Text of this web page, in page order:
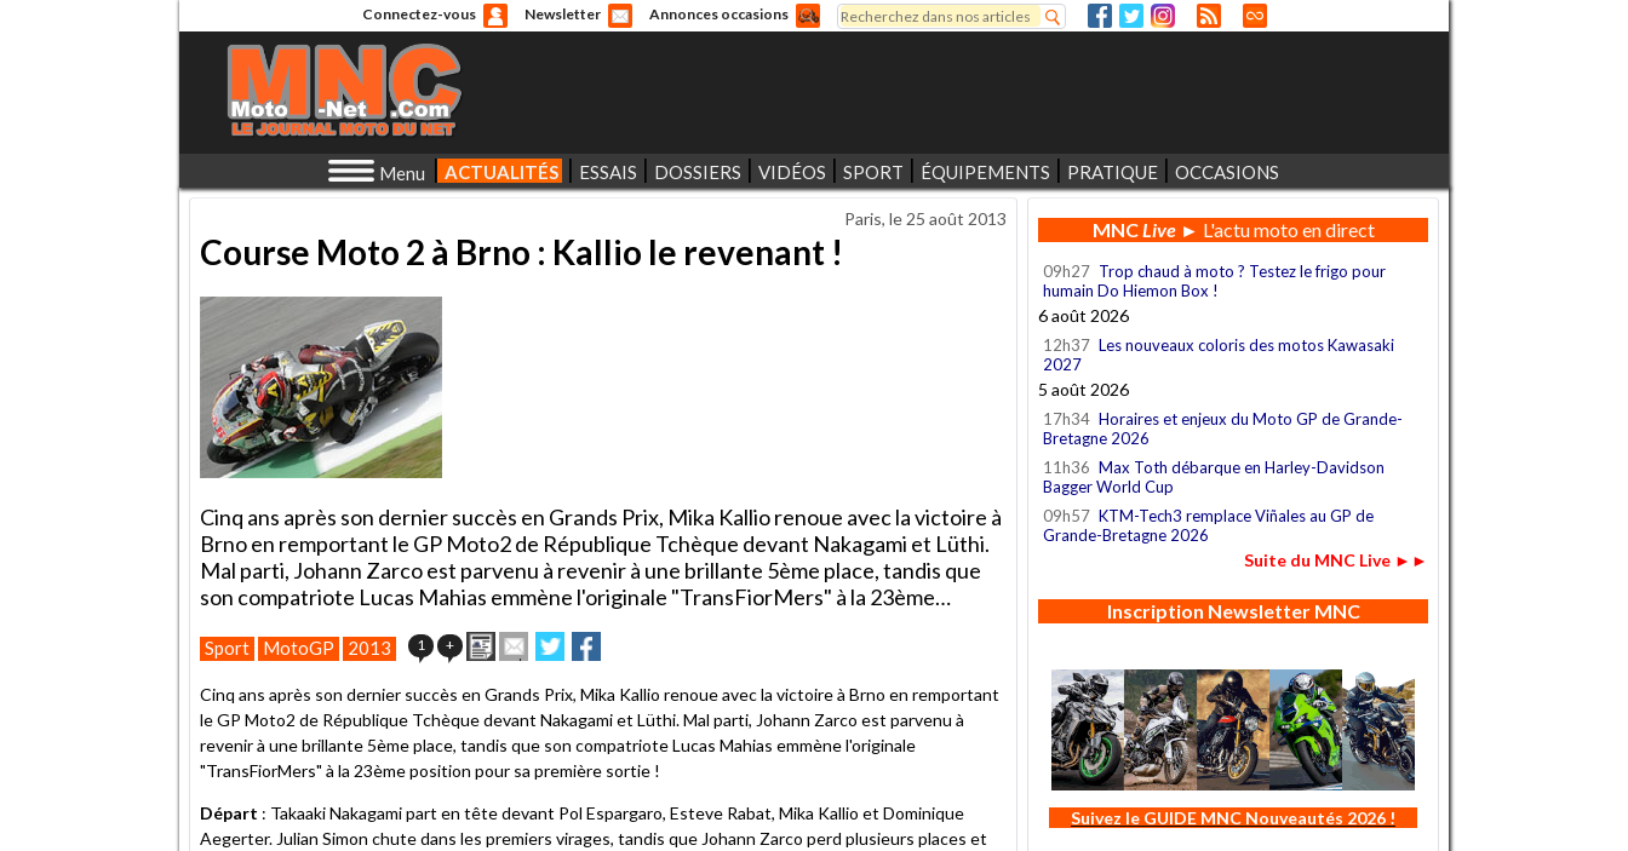
Connectez-vous Newsletter Annonces occasions
Formulaire de recherche
Rechercher
Menu ACTUALITÉS ESSAIS DOSSIERS VIDÉOS SPORT ÉQUIPEMENTS PRATIQUE OCCASIONS
Paris, le 25 août 2013
Course Moto 2 à Brno : Kallio le revenant !
Cinq ans après son dernier succès en Grands Prix, Mika Kallio renoue avec la victoire à
Brno en remportant le GP Moto2 de République Tchèque devant Nakagami et Lüthi.
Mal parti, Johann Zarco est parvenu à revenir à une brillante 5ème place, tandis que
son compatriote Lucas Mahias emmène l'originale "TransFiorMers" à la 23ème…
Sport MotoGP 2013 1 + ImprimerEnvoyer
cet
à
un
ami
Partager
sur
sur
Cinq ans après son dernier succès en Grands Prix, Mika Kallio renoue avec la victoire à Brno en remportant
le GP Moto2 de République Tchèque devant Nakagami et Lüthi. Mal parti, Johann Zarco est parvenu à
revenir à une brillante 5ème place, tandis que son compatriote Lucas Mahias emmène l'originale
"TransFiorMers" à la 23ème position pour sa première sortie !
Départ : Takaaki Nakagami part en tête devant Pol Espargaro, Esteve Rabat, Mika Kallio et Dominique
Aegerter. Julian Simon chute dans les premiers virages, tandis que Johann Zarco perd plusieurs places et
MNCLive► L'actu moto en direct
09h27 Trop chaud à moto ? Testez le frigo pour
humain Do Hiemon Box !
6 août 2026
12h37 Les nouveaux coloris des motos Kawasaki
2027
5 août 2026
17h34 Horaires et enjeux du Moto GP de Grande-
Bretagne 2026
11h36 Max Toth débarque en Harley-Davidson
Bagger World Cup
09h57 KTM-Tech3 remplace Viñales au GP de
Grande-Bretagne 2026
Suite du MNC Live ►►
Inscription Newsletter MNC
Suivez le GUIDE MNC Nouveautés 2026 !